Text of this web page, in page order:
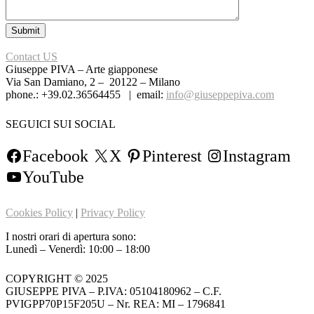
Contact US
Giuseppe PIVA – Arte giapponese
Via San Damiano, 2 – 20122 – Milano
phone.: +39.02.36564455 | email: info@giuseppepiva.com
SEGUICI SUI SOCIAL
Facebook X Pinterest
Instagram
YouTube
Cookies Policy | Privacy Policy
I nostri orari di apertura sono:
Lunedì – Venerdì: 10:00 – 18:00
COPYRIGHT © 2025
GIUSEPPE PIVA – P.IVA: 05104180962 – C.F.
PVIGPP70P15F205U – Nr. REA: MI – 1796841